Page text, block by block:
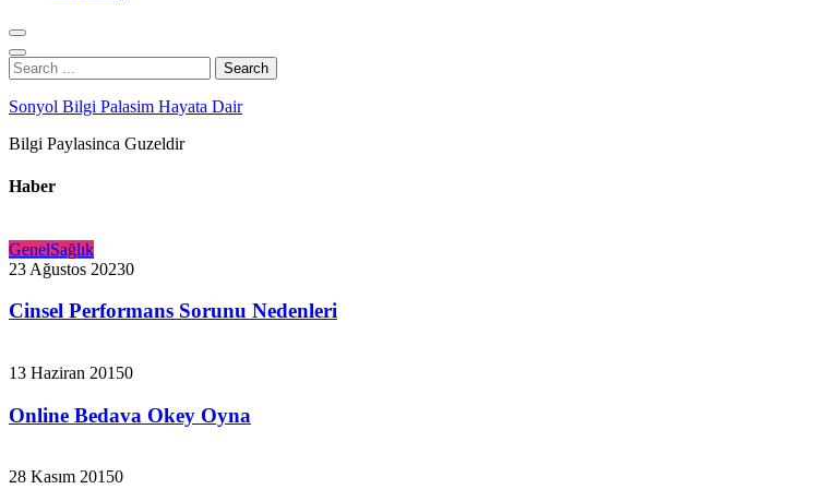
Search
for:
Sonyol Bilgi Palasim Hayata Dair
Bilgi Paylasinca Guzeldir
Haber
GenelSağlık
23 Ağustos 20230
Cinsel Performans Sorunu Nedenleri
13 Haziran 20150
Online Bedava Okey Oyna
28 Kasım 20150